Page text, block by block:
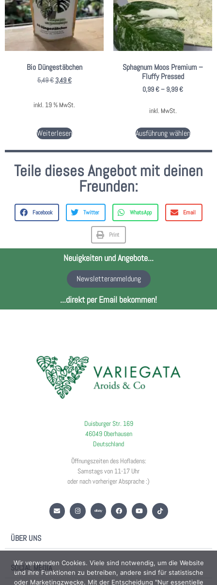
Bio Düngestäbchen
5,49€ 3,49€
inkl. 19 % MwSt.
Weiterlesen
Sphagnum Moos Premium –
Fluffy Pressed
0,99€– 9,99€
inkl. MwSt.
Ausführung wählen
Teile dieses Angebot mit deinen
Freunden:
Facebook Twitter WhatsApp Email
Print
Neuigkeiten und Angebote...
Newsletteranmeldung
...direkt per Email bekommen!
Duisburger Str. 169
46049 Oberhausen
Deutschland
Öffnungszeiten des Hofladens:
Samstags von 11-17 Uhr
oder nach vorheriger Absprache :)
ÜBER UNS
SOCIAL MEDIA
Wir verwenden Cookies. Viele sind notwendig, um die Website
und ihre Funktionen zu betreiben, andere sind für statistische
oder Marketingzwecke. Mit der Entscheidung "Nur essentielle